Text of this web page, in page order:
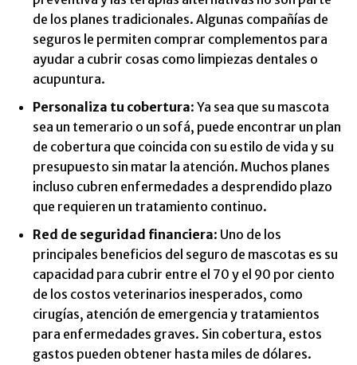
de los planes tradicionales. Algunas compañías de
seguros le permiten comprar complementos para
ayudar a cubrir cosas como limpiezas dentales o
acupuntura.
Personaliza tu cobertura: Ya sea que su mascota
sea un temerario o un sofá, puede encontrar un plan
de cobertura que coincida con su estilo de vida y su
presupuesto sin matar la atención. Muchos planes
incluso cubren enfermedades a desprendido plazo
que requieren un tratamiento continuo.
Red de seguridad financiera: Uno de los
principales beneficios del seguro de mascotas es su
capacidad para cubrir entre el 70 y el 90 por ciento
de los costos veterinarios inesperados, como
cirugías, atención de emergencia y tratamientos
para enfermedades graves. Sin cobertura, estos
gastos pueden obtener hasta miles de dólares.